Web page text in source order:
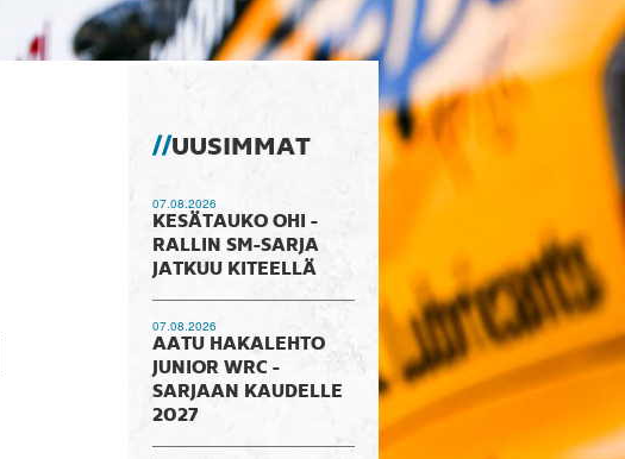
UUSIMMAT
07.08.2026
KESÄTAUKO OHI -
RALLIN SM-SARJA
JATKUU KITEELLÄ
07.08.2026
AATU HAKALEHTO
JUNIOR WRC -
SARJAAN KAUDELLE
2027